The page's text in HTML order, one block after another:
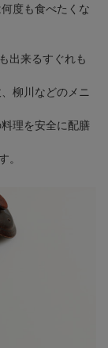
度も食べたくな
出来るすぐれも
柳川などのメニ
理を安全に配膳
。